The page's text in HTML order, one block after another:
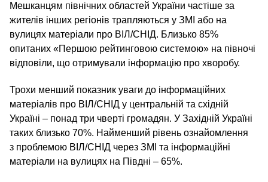
Мешканцям північних областей України частіше за
жителів інших регіонів трапляються у ЗМІ або на
вулицях матеріали про ВІЛ/СНІД. Близько 85%
опитаних «Першою рейтинговою системою» на півночі
відповіли, що отримували інформацію про хворобу.
Трохи менший показник уваги до інформаційних
матеріалів про ВІЛ/СНІД у центральній та східній
Україні – понад три чверті громадян. У Західній Україні
таких близько 70%. Найменший рівень ознайомлення
з проблемою ВІЛ/СНІД через ЗМІ та інформаційні
матеріали на вулицях на Півдні – 65%.